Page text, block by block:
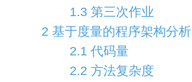
1.3 第三次作业
2 基于度量的程序架构分析
2.1 代码量
2.2 方法复杂度